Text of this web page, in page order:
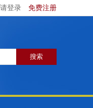
登录 免费注册